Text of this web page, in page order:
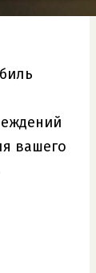
вашего